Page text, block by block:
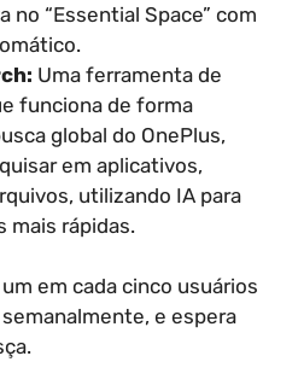
no “Essential Space” com
Uma ferramenta de
funciona de forma
global do OnePlus,
em aplicativos,
utilizando IA para
mais rápidas.
em cada cinco usuários
e espera